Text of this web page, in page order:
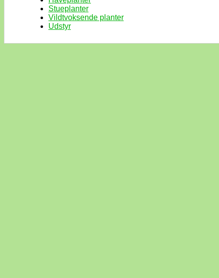
Stueplanter
Vildtvoksende planter
Udstyr